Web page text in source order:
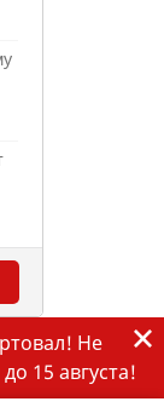
Не
15 августа!